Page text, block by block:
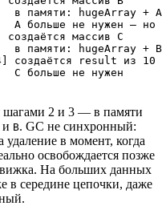
в памяти: hugeArray +
A больше не нужен — но
создаётся массив C
в памяти: hugeArray +
создаётся result из 10
2 и 3 — в памяти
и B. GC не синхронный:
удаление в момент, когда
освобождается позже
На больших данных
в середине цепочки, даже